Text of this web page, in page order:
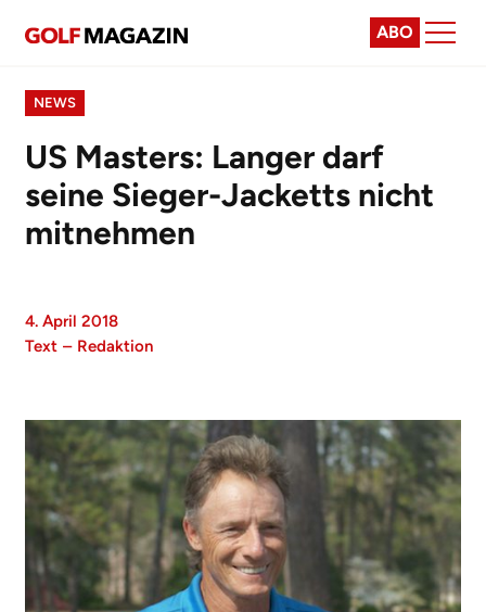
ABO
NEWS
US Masters: Langer darf
seine Sieger-Jacketts nicht
mitnehmen
4. April 2018
Text – Redaktion